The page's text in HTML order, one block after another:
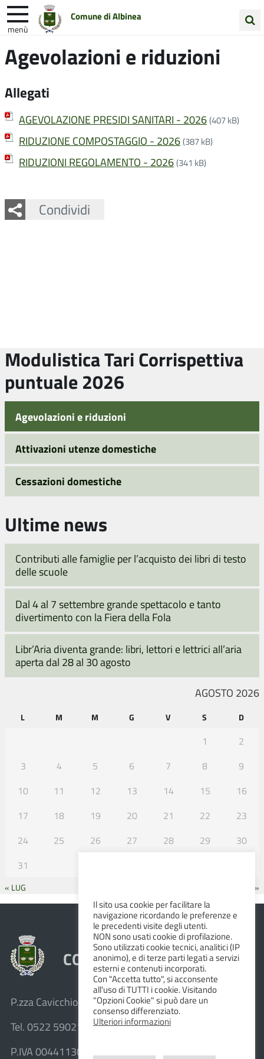
Comune di Albinea
menù
nel
Entra in Comune Vivi Albinea
Agevolazioni e riduzioni
Allegati
AGEVOLAZIONE PRESIDI SANITARI - 2026(407 kB)
RIDUZIONE COMPOSTAGGIO - 2026(387 kB)
RIDUZIONI REGOLAMENTO - 2026(341 kB)
Condividi
Facebook
Twitter
Whatsapp
Modulistica Tari Corrispettiva
puntuale 2026
Agevolazioni e riduzioni
Attivazioni utenze domestiche
Cessazioni domestiche
Ultime news
Contributi alle famiglie per l’acquisto dei libri di testo
delle scuole
Dal 4 al 7 settembre grande spettacolo e tanto
divertimento con la Fiera della Fola
Libr’Aria diventa grande: libri, lettori e lettrici all’aria
aperta dal 28 al 30 agosto
AGOSTO 2026
L M M G V S D
1
2
3
4 5 6 7 8
9
10
11 12 13 14 15
16
17
18 19 20 21 22
23
24
25 26 27 28 29
30
31
« LUG SET »
COMUNE DI ALBINEA
P.zza Cavicchioni, 8 – 42020 Albinea (R.E.)
Tel. 0522 590211 – Fax 0522 590236
P.IVA 00441130358
Il sito usa cookie per facilitare la
navigazione ricordando le preferenze e
le precedenti visite degli utenti.
NON sono usati cookie di profilazione.
Sono utilizzati cookie tecnici, analitici (IP
anonimo), e di terze parti legati a servizi
esterni e contenuti incorporati.
Con "Accetta tutto", si acconsente
all'uso di TUTTI i cookie. Visitando
"Opzioni Cookie" si può dare un
consenso differenziato.
Ulteriori informazioni